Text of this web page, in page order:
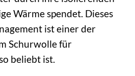
Wärme spendet. Dieses
ist einer der
Schurwolle für
beliebt ist.